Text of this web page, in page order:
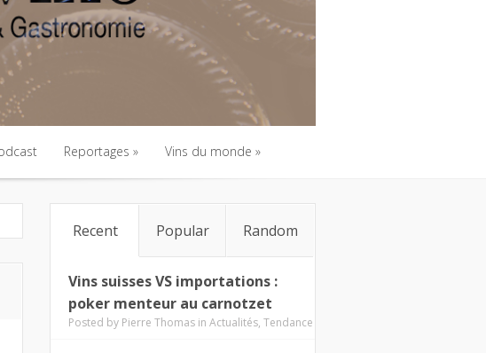
Reportages
Reportages
Vins du monde
Vins du monde
Recent Popular Random
Vins suisses VS importations :
poker menteur au carnotzet
Posted by Pierre Thomas in Actualités, Tendance